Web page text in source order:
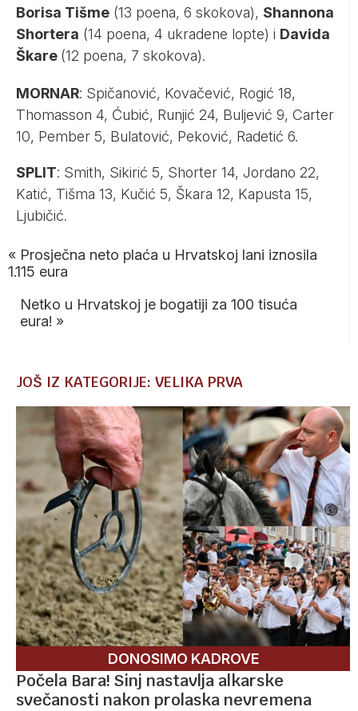
Borisa Tišme (13 poena, 6 skokova), Shannona
Shortera (14 poena, 4 ukradene lopte) i Davida
Škare (12 poena, 7 skokova).
MORNAR: Spičanović, Kovačević, Rogić 18,
Thomasson 4, Ćubić, Runjić 24, Buljević 9, Carter
10, Pember 5, Bulatović, Peković, Radetić 6.
SPLIT: Smith, Sikirić 5, Shorter 14, Jordano 22,
Katić, Tišma 13, Kučić 5, Škara 12, Kapusta 15,
Ljubičić.
« Prosječna neto plaća u Hrvatskoj lani iznosila
1.115 eura
Netko u Hrvatskoj je bogatiji za 100 tisuća
eura! »
JOŠ IZ KATEGORIJE: VELIKA PRVA
DONOSIMO KADROVE
Počela Bara! Sinj nastavlja alkarske
svečanosti nakon prolaska nevremena